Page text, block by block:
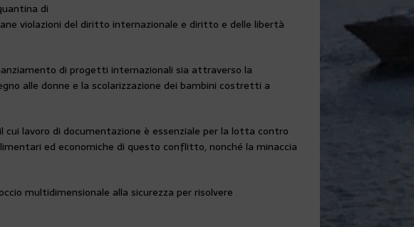
di
violazioni del diritto internazionale e diritto e delle libertà
di progetti internazionali sia attraverso la
alle donne e la scolarizzazione dei bambini costretti a
lavoro di documentazione è essenziale per la lotta contro
ed economiche di questo conflitto, nonché la minaccia
multidimensionale alla sicurezza per risolvere